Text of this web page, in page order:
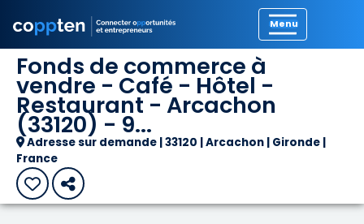
Fonds de commerce à
vendre - Café - Hôtel -
Restaurant - Arcachon
(33120) - 9...
Adresse sur demande | 33120 | Arcachon | Gironde |
France